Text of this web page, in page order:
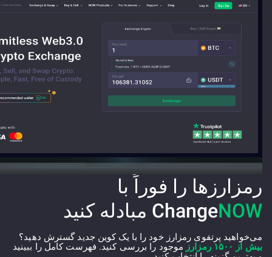
رمزارزها را فوراً با
ChangeNOW مبادله کنید
می‌خواهید پرتفوی رمزارز خود را با یک کوین جدید گسترش دهید؟
بیش از ۱۵۰۰ رمزارز
موجود را بررسی کنید. فهرست کامل را ببینید